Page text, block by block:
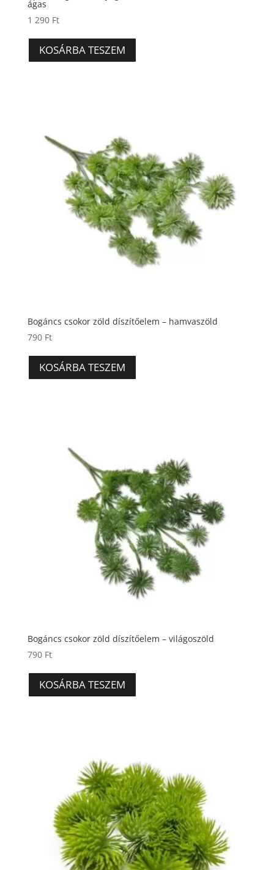
ágas
1 290 Ft
KOSÁRBA TESZEM
Bogáncs csokor zöld díszítőelem – hamvaszöld
790 Ft
KOSÁRBA TESZEM
Bogáncs csokor zöld díszítőelem – világoszöld
790 Ft
KOSÁRBA TESZEM